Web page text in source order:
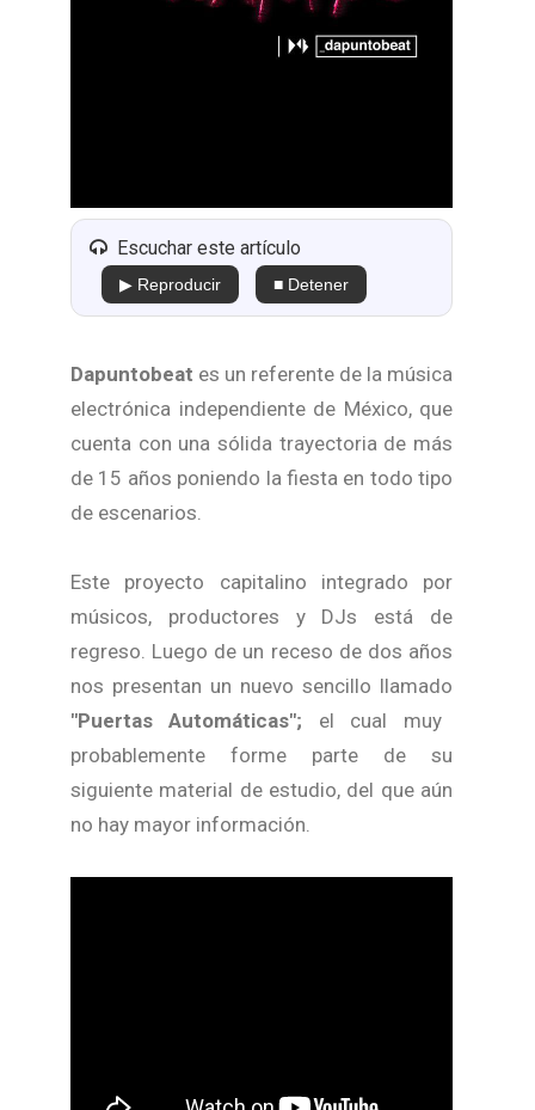
Escuchar este artículo
▶ Reproducir ■ Detener
Dapuntobeat es un referente de la música
electrónica independiente de México, que
cuenta con una sólida trayectoria de más
de 15 años poniendo la fiesta en todo tipo
de escenarios.
Este proyecto capitalino integrado por
músicos, productores y DJs está de
regreso. Luego de un receso de dos años
nos presentan un nuevo sencillo llamado
"Puertas Automáticas"; el cual muy
probablemente forme parte de su
siguiente material de estudio, del que aún
no hay mayor información.